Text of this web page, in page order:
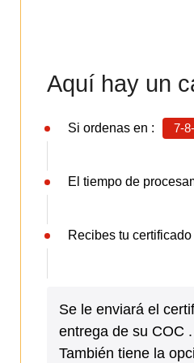
Aquí hay un
Si ordenas en : 7-
El tiempo de
Recibes tu
Se le enviará el
entrega de su COC .
También tiene la